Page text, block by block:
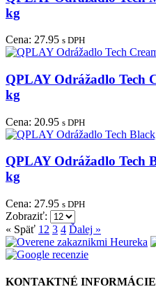
kg
Cena: 27.95 s DPH
QPLAY Odrážadlo Tech
kg
Cena: 20.95 s DPH
QPLAY Odrážadlo Tech
kg
Cena: 27.95 s DPH
Zobraziť:
« Späť 1 2 3 4 Ďalej »
KONTAKTNÉ INFORMÁCIE